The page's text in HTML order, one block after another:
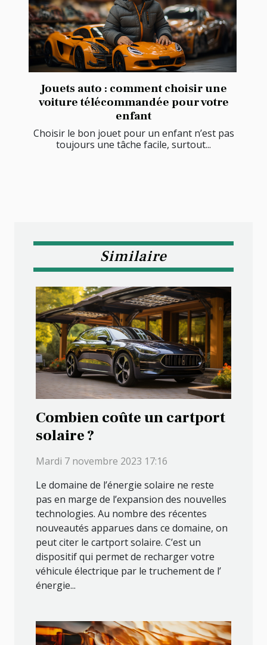
Jouets auto : comment choisir une
voiture télécommandée pour votre
enfant
Choisir le bon jouet pour un enfant n’est pas
toujours une tâche facile, surtout...
Similaire
Combien coûte un cartport
solaire ?
Mardi 7 novembre 2023 17:16
Le domaine de l’énergie solaire ne reste
pas en marge de l’expansion des nouvelles
technologies. Au nombre des récentes
nouveautés apparues dans ce domaine, on
peut citer le cartport solaire. C’est un
dispositif qui permet de recharger votre
véhicule électrique par le truchement de l’
énergie...